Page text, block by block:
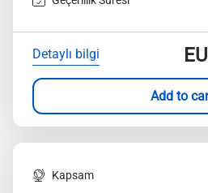
Detaylı bilgi
Add to
Kapsam